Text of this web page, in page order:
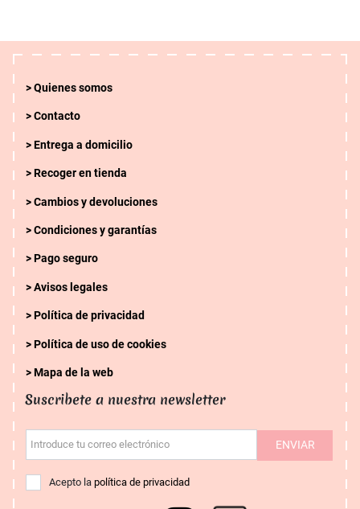
Quienes somos
Contacto
Entrega a domicilio
Recoger en tienda
Cambios y devoluciones
Condiciones y garantías
Pago seguro
Avisos legales
Política de privacidad
Política de uso de cookies
Mapa de la web
Suscribete a nuestra newsletter
Introduce tu correo electrónico ENVIAR
Acepto lapolítica de privacidad